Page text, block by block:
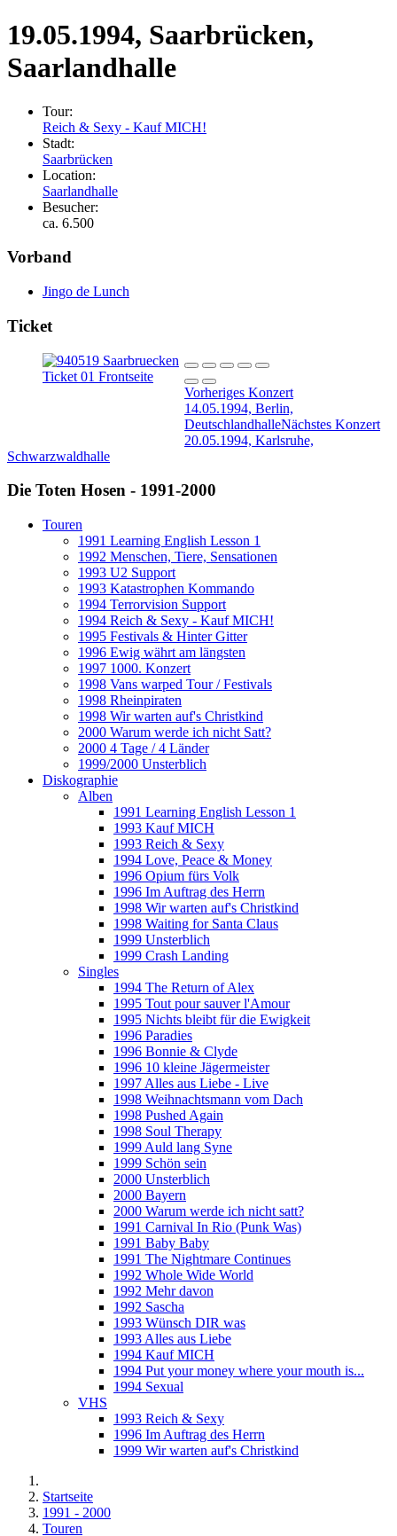
19.05.1994, Saarbrücken,
Saarlandhalle
Tour:
Reich & Sexy - Kauf MICH!
Stadt:
Saarbrücken
Location:
Saarlandhalle
Besucher:
ca. 6.500
Vorband
Jingo de Lunch
Ticket
Vorheriges Konzert
14.05.1994, Berlin,
DeutschlandhalleNächstes Konzert
20.05.1994, Karlsruhe,
Schwarzwaldhalle
Die Toten Hosen - 1991-2000
Touren
1991 Learning English Lesson 1
1992 Menschen, Tiere, Sensationen
1993 U2 Support
1993 Katastrophen Kommando
1994 Terrorvision Support
1994 Reich & Sexy - Kauf MICH!
1995 Festivals & Hinter Gitter
1996 Ewig währt am längsten
1997 1000. Konzert
1998 Vans warped Tour / Festivals
1998 Rheinpiraten
1998 Wir warten auf's Christkind
2000 Warum werde ich nicht Satt?
2000 4 Tage / 4 Länder
1999/2000 Unsterblich
Diskographie
Alben
1991 Learning English Lesson 1
1993 Kauf MICH
1993 Reich & Sexy
1994 Love, Peace & Money
1996 Opium fürs Volk
1996 Im Auftrag des Herrn
1998 Wir warten auf's Christkind
1998 Waiting for Santa Claus
1999 Unsterblich
1999 Crash Landing
Singles
1994 The Return of Alex
1995 Tout pour sauver l'Amour
1995 Nichts bleibt für die Ewigkeit
1996 Paradies
1996 Bonnie & Clyde
1996 10 kleine Jägermeister
1997 Alles aus Liebe - Live
1998 Weihnachtsmann vom Dach
1998 Pushed Again
1998 Soul Therapy
1999 Auld lang Syne
1999 Schön sein
2000 Unsterblich
2000 Bayern
2000 Warum werde ich nicht satt?
1991 Carnival In Rio (Punk Was)
1991 Baby Baby
1991 The Nightmare Continues
1992 Whole Wide World
1992 Mehr davon
1992 Sascha
1993 Wünsch DIR was
1993 Alles aus Liebe
1994 Kauf MICH
1994 Put your money where your mouth is...
1994 Sexual
VHS
1993 Reich & Sexy
1996 Im Auftrag des Herrn
1999 Wir warten auf's Christkind
Startseite
1991 - 2000
Touren